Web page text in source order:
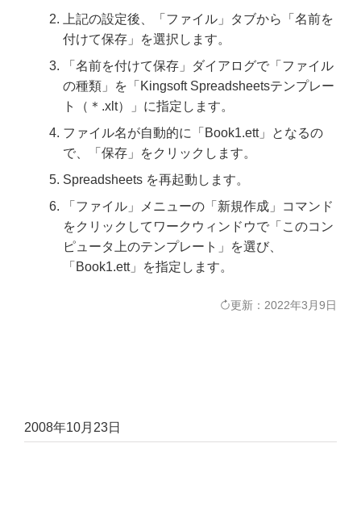
上記の設定後、「ファイル」タブから「名前を
付けて保存」を選択します。
「名前を付けて保存」ダイアログで「ファイル
の種類」を「Kingsoft Spreadsheetsテンプレー
ト（＊.xlt）」に指定します。
ファイル名が自動的に「Book1.ett」となるの
で、「保存」をクリックします。
Spreadsheets を再起動します。
「ファイル」メニューの「新規作成」コマンド
をクリックしてワークウィンドウで「このコン
ピュータ上のテンプレート」を選び、
「Book1.ett」を指定します。
更新：2022年3月9日
2008年10月23日